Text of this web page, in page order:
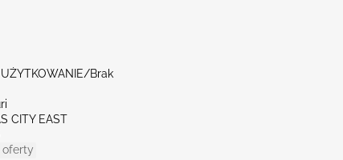
Brak
CITY EAST
oferty